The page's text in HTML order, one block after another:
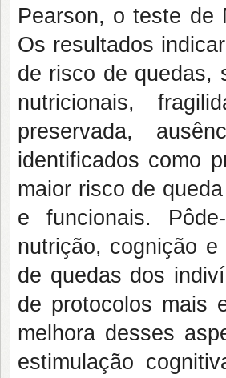
Pearson, o teste de
Os resultados
de risco de quedas,
nutricionais,
preservada,
identificados como
maior risco de
e funcionais.
nutrição, cognição
de quedas dos
de protocolos mais
melhora desses
estimulação